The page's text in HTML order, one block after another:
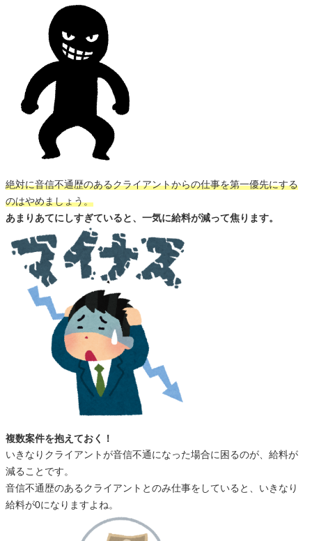
絶対に音信不通歴のあるクライアントからの仕事を第一優先にする
のはやめましょう。
あまりあてにしすぎていると、一気に給料が減って焦ります。
複数案件を抱えておく！
いきなりクライアントが音信不通になった場合に困るのが、給料が
減ることです。
音信不通歴のあるクライアントとのみ仕事をしていると、いきなり
給料が0になりますよね。